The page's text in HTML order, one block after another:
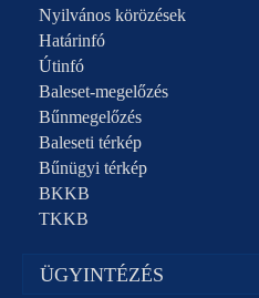
Nyilvános körözések
Határinfó
Útinfó
Baleset-megelőzés
Bűnmegelőzés
Baleseti térkép
Bűnügyi térkép
BKKB
TKKB
ÜGYINTÉZÉS